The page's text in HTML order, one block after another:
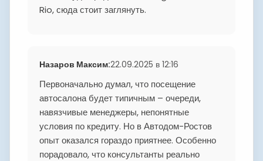
Rio, сюда стоит заглянуть.
Назаров Максим:22.09.2025 в 12:16
Первоначально думал, что посещение
автосалона будет типичным – очереди,
навязчивые менеджеры, непонятные
условия по кредиту. Но в Автодом-Ростов
опыт оказался гораздо приятнее. Особенно
порадовало, что консультанты реально